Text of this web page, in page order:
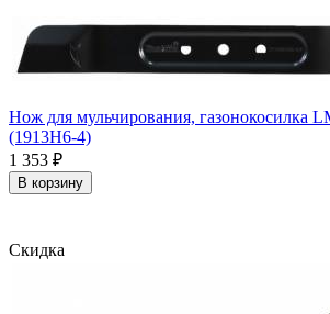
Нож для мульчирования, газонокосилка
(1913H6-4)
1 353 ₽
В корзину
Скидка